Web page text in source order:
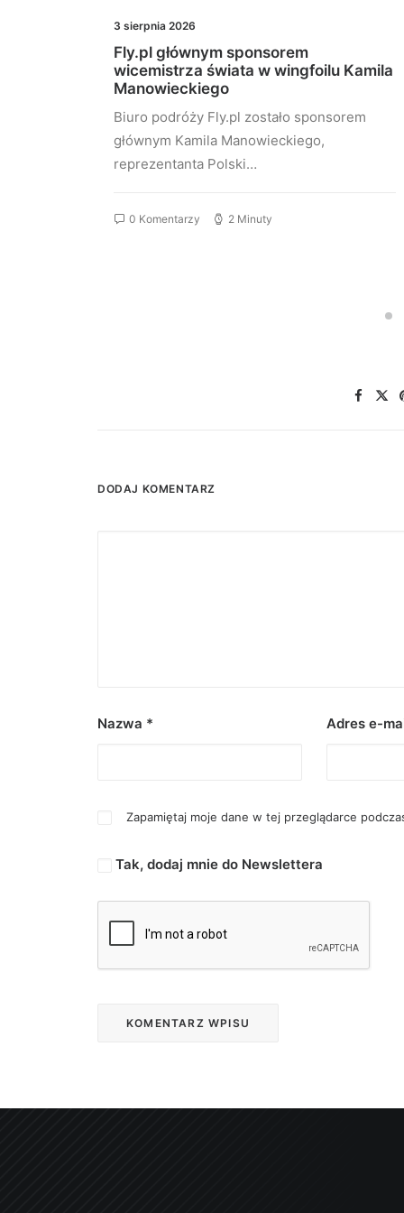
3 sierpnia 2026
Fly.pl głównym sponsorem
wicemistrza świata w wingfoilu Kamila
Manowieckiego
Biuro podróży Fly.pl zostało sponsorem
głównym Kamila Manowieckiego,
reprezentanta Polski…
0 Komentarzy 2 Minuty
DODAJ KOMENTARZ
Nazwa * Adres e-
Zapamiętaj moje dane w tej przeglądarce
Tak, dodaj mnie do Newslettera